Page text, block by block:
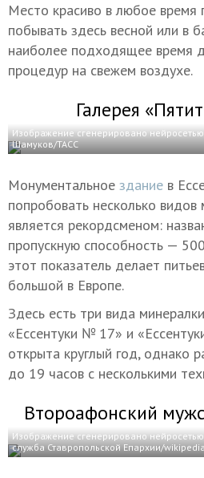
Место красиво в любое время
побывать здесь весной или в
наиболее подходящее время
процедур на свежем воздухе.
Галерея
Изображение сгенерировано
Шамуков/ТАСС
Монументальное здание в
попробовать несколько
является рекордсменом:
пропускную способность —
этот показатель делает
большой в Европе.
Здесь есть три вида
«Ессентуки № 17» и
открыта круглый год, однако
до 19 часов с несколькими
Второафонский
Изображение сгенерировано
служба Ставропольской Епархии/